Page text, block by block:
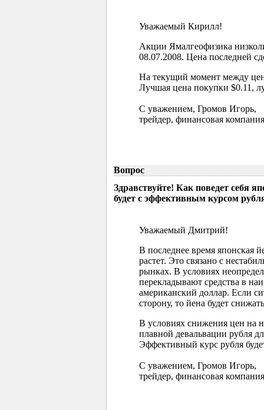
Уважаемый Кирилл!
Акции Ямалгеофизика
08.07.2008. Цена последней
На текущий момент между
Лучшая цена покупки $0.11,
С уважением, Громов Игорь,
трейдер, финансовая
Вопрос
Здравствуйте! Как поведет себя
будет с эффективным курсом
Уважаемый Дмитрий!
В последнее время
растет. Это связано с
рынках. В условиях
перекладывают средства в
американский доллар. Если
сторону, то йена будет
В условиях снижения цен на
плавной девальвации рубля
Эффективный курс рубля
С уважением, Громов Игорь,
трейдер, финансовая